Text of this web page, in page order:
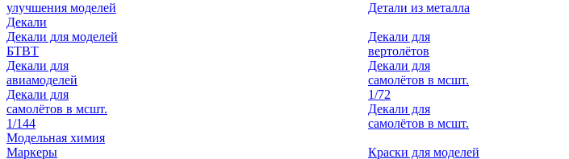
улучшения моделей
Детали из металла
Декали
Декали для моделей
БТВТ
Декали для
авиамоделей
Декали для
самолётов в мсшт.
1/144
Декали для
вертолётов
Декали для
самолётов в мсшт.
1/72
Декали для
самолётов в мсшт.
Модельная химия
Маркеры
Краски для моделей